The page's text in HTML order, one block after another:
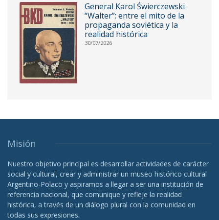
General Karol Świerczewski
“Walter”: entre el mito de la
propaganda soviética y la
realidad histórica
30/07/2026
Misión
Nuestro objetivo principal es desarrollar actividades de carácter
social y cultural, crear y administrar un museo histórico cultural
Argentino-Polaco y aspiramos a llegar a ser una institución de
referencia nacional, que comunique y refleje la realidad
histórica, a través de un diálogo plural con la comunidad en
todas sus expresiones.